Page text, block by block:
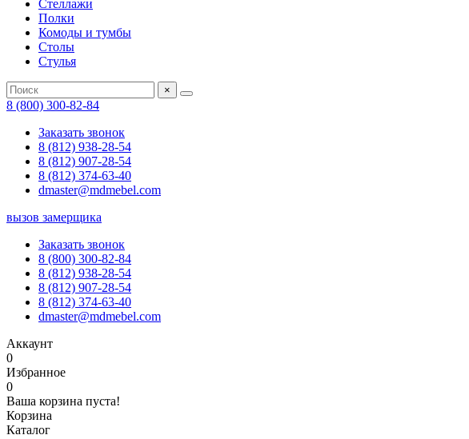
Стеллажи
Полки
Комоды и тумбы
Столы
Стулья
×
8 (800) 300-82-84
Заказать звонок
8 (812) 938-28-54
8 (812) 907-28-54
8 (812) 374-63-40
dmaster@mdmebel.com
вызов замерщика
Заказать звонок
8 (800) 300-82-84
8 (812) 938-28-54
8 (812) 907-28-54
8 (812) 374-63-40
dmaster@mdmebel.com
Аккаунт
0
Избранное
0
Ваша корзина пуста!
Корзина
Каталог